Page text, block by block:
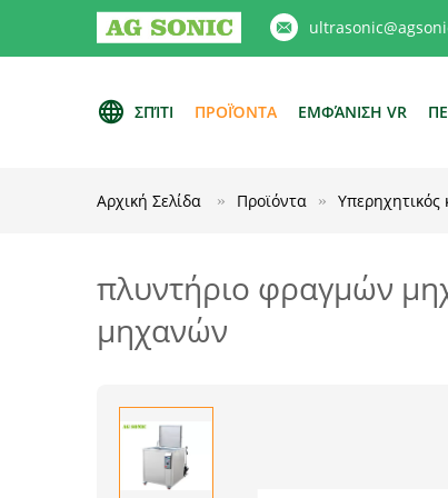
ΣΠΊΤΙ ΠΡΟΪΌΝΤΑ ΕΜΦΆΝΙΣΗ VR
Αρχική Σελίδα Προϊόντα
πλυντήριο φραγμών
μηχανών